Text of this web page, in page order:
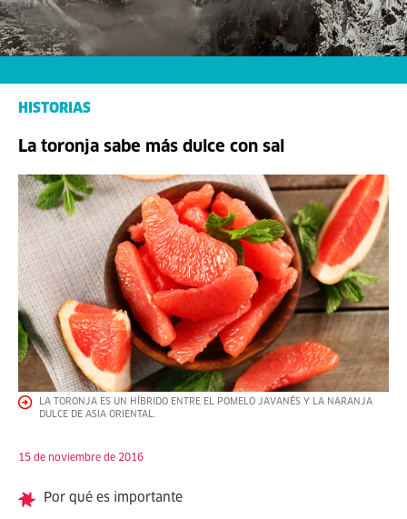
HISTORIAS
La toronja sabe más dulce con sal
LA TORONJA ES UN HÍBRIDO ENTRE EL POMELO JAVANÉS Y LA NARANJA
DULCE DE ASIA ORIENTAL.
15 de noviembre de 2016
Por qué es importante